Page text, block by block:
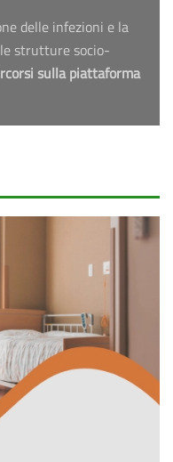
delle infezioni e la
strutture socio-
sulla piattaforma